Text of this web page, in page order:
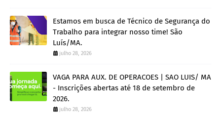
Estamos em busca de Técnico de Segurança do
Trabalho para integrar nosso time! São
Luís/MA.
julho 28, 2026
VAGA PARA AUX. DE OPERACOES | SAO LUIS/ MA
- Inscrições abertas até 18 de setembro de
2026.
julho 28, 2026